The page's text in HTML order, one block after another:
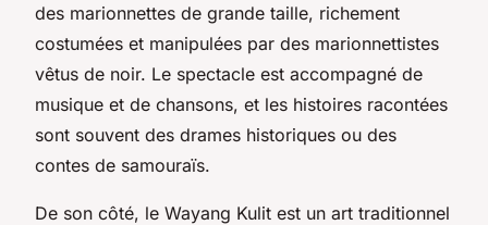
des marionnettes de grande taille, richement
costumées et manipulées par des marionnettistes
vêtus de noir. Le spectacle est accompagné de
musique et de chansons, et les histoires racontées
sont souvent des drames historiques ou des
contes de samouraïs.
De son côté, le Wayang Kulit est un art traditionnel